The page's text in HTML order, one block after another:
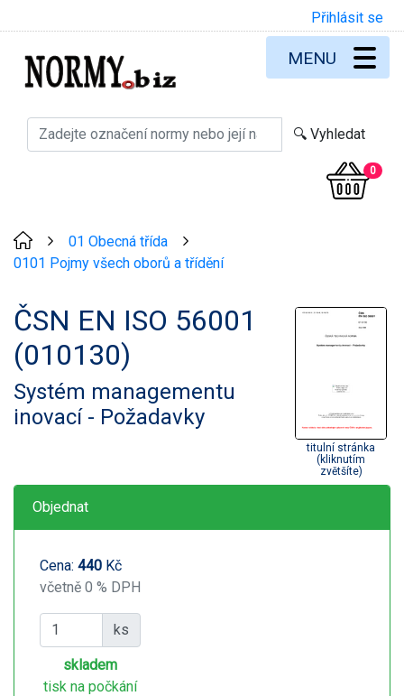
Přihlásit se
0
MENU
01 Obecná třída
0101 Pojmy všech oborů a třídění
ČSN EN ISO 56001
(010130)
Systém managementu
inovací - Požadavky
titulní stránka
(kliknutím
zvětšíte)
Objednat
Cena: 440 Kč
včetně 0 % DPH
ks
skladem
tisk na počkání